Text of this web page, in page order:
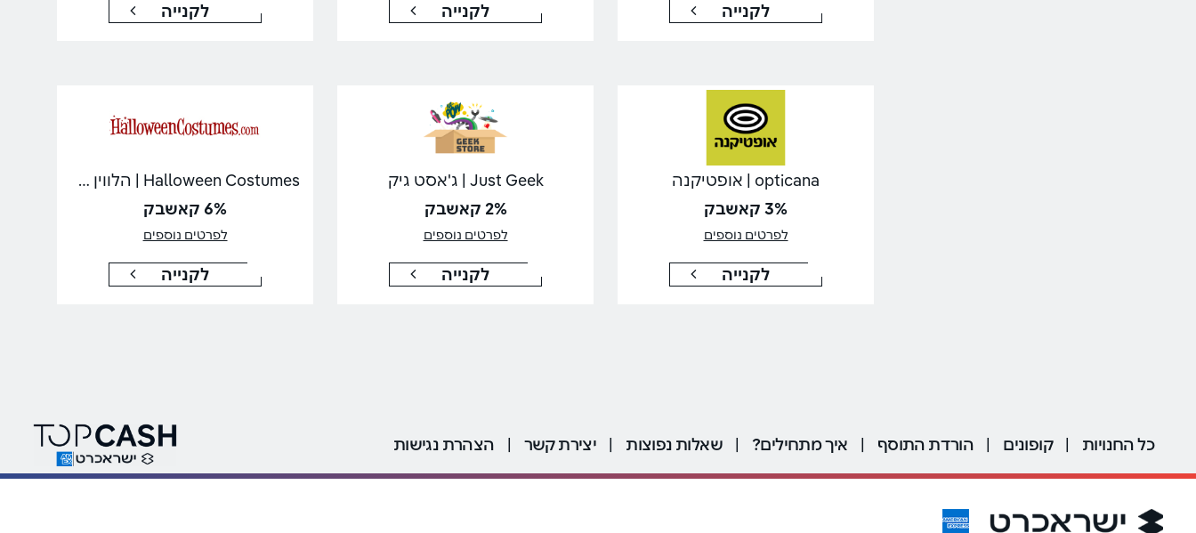
לקנייה לקנייה לקנייה
opticana | אופטיקנה
3% קאשבק
לפרטים נוספים
לקנייה
Just Geek | ג'אסט גיק
2% קאשבק
לפרטים נוספים
לקנייה
Halloween Costumes | הלווין קוסטיומס
6% קאשבק
לפרטים נוספים
לקנייה
כל החנויות | קופונים | הורדת התוסף | איך מתחילים? | שאלות נפוצות | יצירת קשר | הצהרת נגישות